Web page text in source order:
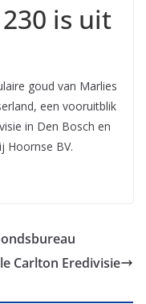
is uit
goud van Marlies
een vooruitblik
in Den Bosch en
Hoornse BV.
Carlton Eredivisie